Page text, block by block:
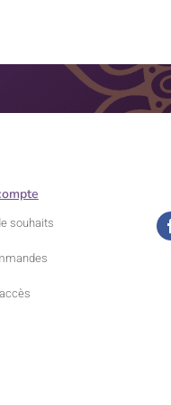
souhaits